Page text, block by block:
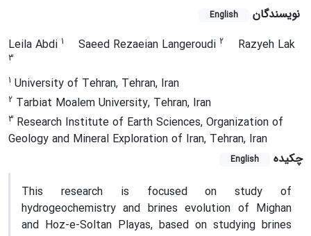
نویسندگان English
Leila Abdi 1 Saeed Rezaeian Langeroudi 2 Razyeh Lak
3
1 University of Tehran, Tehran, Iran
2 Tarbiat Moalem University, Tehran, Iran
3 Research Institute of Earth Sciences, Organization of
Geology and Mineral Exploration of Iran, Tehran, Iran
چکیده
English
This research is focused on study of
hydrogeochemistry and brines evolution of Mighan
and Hoz-e-Soltan Playas, based on studying brines